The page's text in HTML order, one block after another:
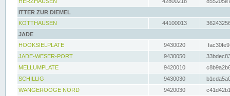
ITTER ZUR DIEMEL
KOTTHAUSEN
44100013
JADE
HOOKSIELPLATE
9430020
JADE-WESER-PORT
9430050
MELLUMPLATE
9420010
SCHILLIG
9430030
WANGEROOGE NORD
9420030